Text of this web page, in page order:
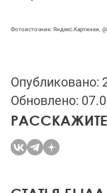
Фотоисточник: Яндекс.Картинки,
Опубликовано:
Обновлено: